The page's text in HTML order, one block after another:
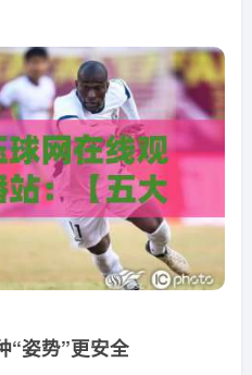
“姿势”更安全